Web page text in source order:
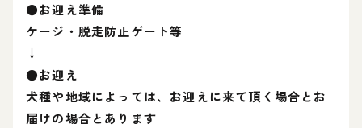
●お迎え準備
ケージ・脱走防止ゲート等
↓
●お迎え
犬種や地域によっては、お迎えに来て頂く場合とお
届けの場合とあります